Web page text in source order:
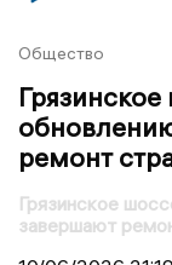
Общество
ремонт
Грязинское
завершают